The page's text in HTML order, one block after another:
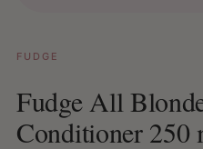
FUDGE
Fudge All
Conditioner 250